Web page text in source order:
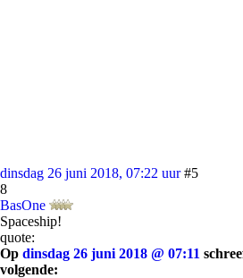
dinsdag 26 juni 2018, 07:22 uur #5
8
BasOne
Spaceship!
quote:
Op dinsdag 26 juni 2018 @ 07:11
volgende: